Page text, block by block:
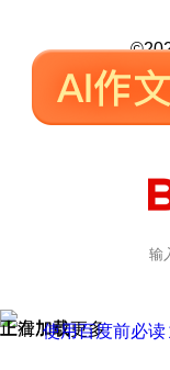
正在加载
上滑加载更多
使用百度前必